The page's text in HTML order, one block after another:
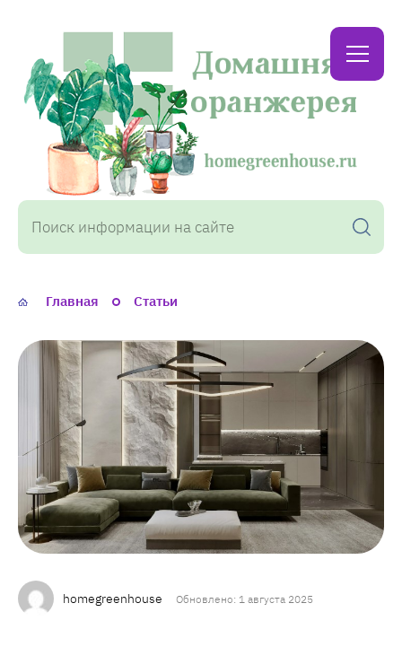
Домашняя
оранжерея
Главная Статьи
homegreenhouse Обновлено: 1 августа 2025